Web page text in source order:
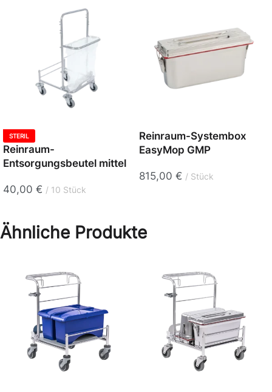
STERIL
Reinraum-
Entsorgungsbeutel mittel
40,00 € 10 Stück
Reinraum-Systembox
EasyMop GMP
815,00 € Stück
Ähnliche Produkte